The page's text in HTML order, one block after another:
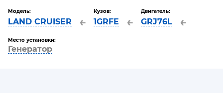
Модель:
LAND CRUISER ←
Кузов:
1GRFE ←
Двигатель:
GRJ76L ←
Место установки:
Генератор